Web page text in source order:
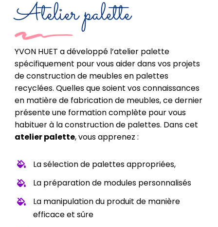
Atelier palette
YVON HUET a développé l’atelier palette
spécifiquement pour vous aider dans vos projets
de construction de meubles en palettes
recyclées. Quelles que soient vos connaissances
en matière de fabrication de meubles, ce dernier
présente une formation complète pour vous
habituer à la construction de palettes. Dans cet
atelier palette, vous apprenez :
La sélection de palettes appropriées,
La préparation de modules personnalisés
La manipulation du produit de manière
efficace et sûre